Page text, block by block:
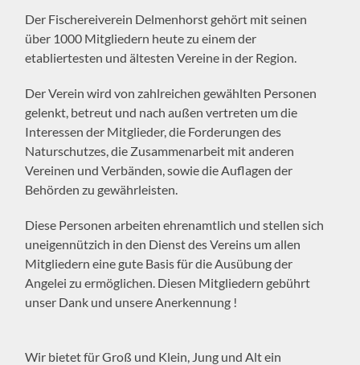
Der Fischereiverein Delmenhorst gehört mit seinen
über 1000 Mitgliedern heute zu einem der
etabliertesten und ältesten Vereine in der Region.
Der Verein wird von zahlreichen gewählten Personen
gelenkt, betreut und nach außen vertreten um die
Interessen der Mitglieder, die Forderungen des
Naturschutzes, die Zusammenarbeit mit anderen
Vereinen und Verbänden, sowie die Auflagen der
Behörden zu gewährleisten.
Diese Personen arbeiten ehrenamtlich und stellen sich
uneigennützich in den Dienst des Vereins um allen
Mitgliedern eine gute Basis für die Ausübung der
Angelei zu ermöglichen. Diesen Mitgliedern gebührt
unser Dank und unsere Anerkennung !
Wir bietet für Groß und Klein, Jung und Alt ein